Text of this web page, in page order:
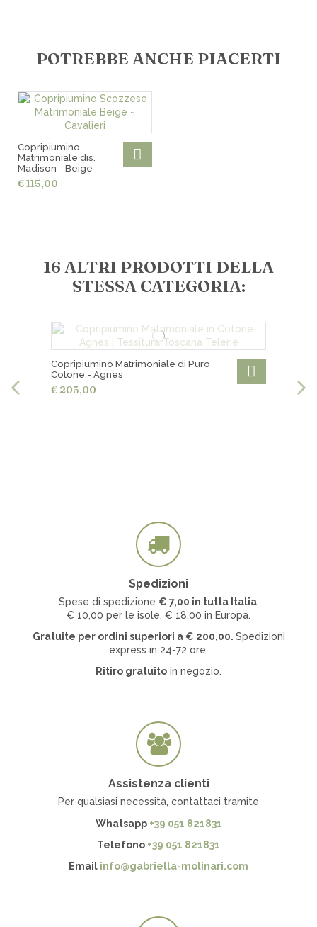
€ 7,00 in tutta Italia
€ 18,00 in Europa
Spedizioni gratuite per ordini superiori a € 200,00
POTREBBE ANCHE PIACERTI
Copripiumino
Matrimoniale dis.
Madison - Beige
€ 115,00
16 ALTRI PRODOTTI DELLA
STESSA CATEGORIA:
Copripiumino Matrimoniale di Puro
Cotone - Agnes
€ 205,00
Spedizioni
Spese di spedizione € 7,00 in tutta Italia,
€ 10,00 per le isole, € 18,00 in Europa.
Gratuite per ordini superiori a € 200,00. Spedizioni
express in 24-72 ore.
Ritiro gratuito in negozio.
Assistenza clienti
Per qualsiasi necessità, contattaci tramite
Whatsapp +39 051 821831
Telefono +39 051 821831
Email info@gabriella-molinari.com